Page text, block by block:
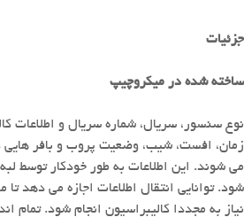
جزئیات
ساخته شده در میکروچیپ
نوع سنسور، سریال، شماره سریال و اطلاعات
زمان، افست، شیب، وضعیت پروب و بافر هایی
می شوند. این اطلاعات به طور خودکار توسط
شود. توانایی انتقال اطلاعات اجازه می دهد
نیاز به مجددا کالیبراسیون انجام شود.